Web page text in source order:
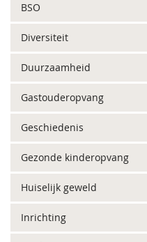
BSO
Diversiteit
Duurzaamheid
Gastouderopvang
Geschiedenis
Gezonde kinderopvang
Huiselijk geweld
Inrichting